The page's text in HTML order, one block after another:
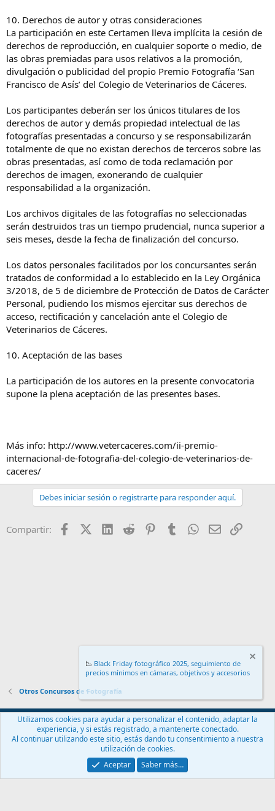
10. Derechos de autor y otras consideraciones
La participación en este Certamen lleva implícita la cesión de
derechos de reproducción, en cualquier soporte o medio, de
las obras premiadas para usos relativos a la promoción,
divulgación o publicidad del propio Premio Fotografía ‘San
Francisco de Asís’ del Colegio de Veterinarios de Cáceres.
Los participantes deberán ser los únicos titulares de los
derechos de autor y demás propiedad intelectual de las
fotografías presentadas a concurso y se responsabilizarán
totalmente de que no existan derechos de terceros sobre las
obras presentadas, así como de toda reclamación por
derechos de imagen, exonerando de cualquier
responsabilidad a la organización.
Los archivos digitales de las fotografías no seleccionadas
serán destruidos tras un tiempo prudencial, nunca superior a
seis meses, desde la fecha de finalización del concurso.
Los datos personales facilitados por los concursantes serán
tratados de conformidad a lo establecido en la Ley Orgánica
3/2018, de 5 de diciembre de Protección de Datos de Carácter
Personal, pudiendo los mismos ejercitar sus derechos de
acceso, rectificación y cancelación ante el Colegio de
Veterinarios de Cáceres.
10. Aceptación de las bases
La participación de los autores en la presente convocatoria
supone la plena aceptación de las presentes bases.
Más info: http://www.vetercaceres.com/ii-premio-
internacional-de-fotografia-del-colegio-de-veterinarios-de-
caceres/
Debes iniciar sesión o registrarte para responder aquí.
Compartir: FacebookX (Twitter)
LinkedIn
Reddit PinterestTumblr WhatsApp
EmailEnlace
Otros Concursos de Fotografía
Español (ES)
Contáctanos
Términos y reglas Política de privacidad
Ayuda
Community platform by XenForo® © 2010-2024 XenForo Ltd.
📉 Black Friday fotográfico 2025, seguimiento de
precios mínimos en cámaras, objetivos y accesorios
.
Utilizamos cookies para ayudar a personalizar el contenido, adaptar la
experiencia, y si estás registrado, a mantenerte conectado.
Al continuar utilizando este sitio, estás dando tu consentimiento a nuestra
utilización de cookies.
Aceptar
Saber más…